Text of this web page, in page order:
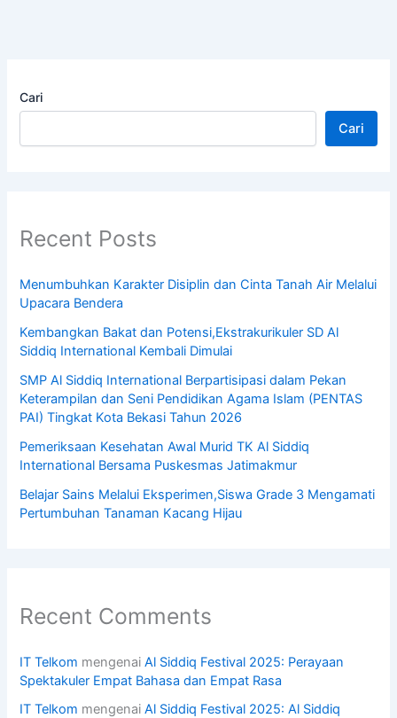
Cari
Cari
Recent Posts
Menumbuhkan Karakter Disiplin dan Cinta Tanah Air Melalui
Upacara Bendera
Kembangkan Bakat dan Potensi,Ekstrakurikuler SD Al
Siddiq International Kembali Dimulai
SMP Al Siddiq International Berpartisipasi dalam Pekan
Keterampilan dan Seni Pendidikan Agama Islam (PENTAS
PAI) Tingkat Kota Bekasi Tahun 2026
Pemeriksaan Kesehatan Awal Murid TK Al Siddiq
International Bersama Puskesmas Jatimakmur
Belajar Sains Melalui Eksperimen,Siswa Grade 3 Mengamati
Pertumbuhan Tanaman Kacang Hijau
Recent Comments
IT Telkom mengenaiAl Siddiq Festival 2025: Perayaan
Spektakuler Empat Bahasa dan Empat Rasa
IT Telkom mengenaiAl Siddiq Festival 2025: Al Siddiq